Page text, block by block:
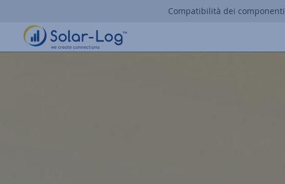
Compatibilità dei componenti